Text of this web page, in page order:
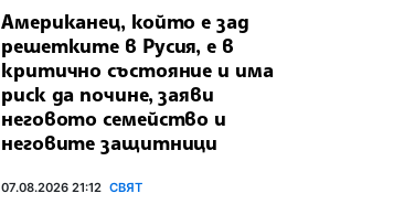
Американец, който е зад
решетките в Русия, е в
критично състояние и има
риск да почине, заяви
неговото семейство и
неговите защитници
07.08.2026 21:12 СВЯТ